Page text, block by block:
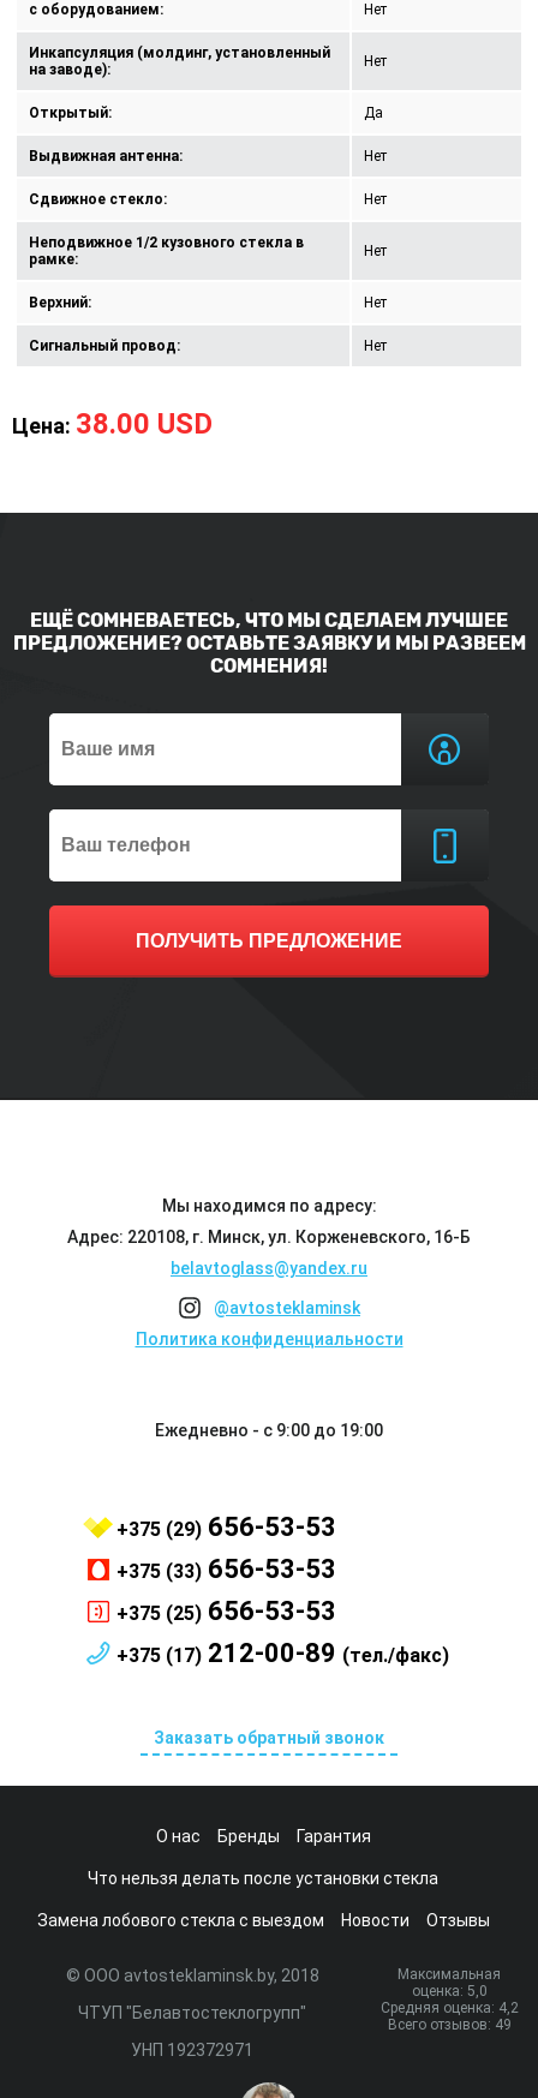
с оборудованием: Нет
Инкапсуляция (молдинг, установленный
на заводе):
Нет
Открытый: Да
Выдвижная антенна: Нет
Сдвижное стекло: Нет
Неподвижное 1/2 кузовного стекла в
рамке:
Нет
Верхний: Нет
Сигнальный провод: Нет
Цена: 38.00 USD
ЕЩЁ СОМНЕВАЕТЕСЬ, ЧТО МЫ СДЕЛАЕМ ЛУЧШЕЕ
ПРЕДЛОЖЕНИЕ? ОСТАВЬТЕ ЗАЯВКУ И МЫ РАЗВЕЕМ
СОМНЕНИЯ!
ПОЛУЧИТЬ ПРЕДЛОЖЕНИЕ
Мы находимся по адресу:
Адрес: 220108, г. Минск, ул. Корженевского, 16-Б
belavtoglass@yandex.ru
@avtosteklaminsk
Политика конфиденциальности
Ежедневно - с 9:00 до 19:00
+375 (29) 656-53-53
+375 (33) 656-53-53
+375 (25) 656-53-53
+375 (17) 212-00-89 (тел./факс)
Заказать обратный звонок
О нас Бренды Гарантия
Что нельзя делать после установки стекла
Замена лобового стекла с выездом Новости Отзывы
© ООО avtosteklaminsk.by, 2018
ЧТУП "Белавтостеклогрупп"
УНП 192372971
Максимальная
оценка: 5,0
Средняя оценка: 4,2
Всего отзывов: 49